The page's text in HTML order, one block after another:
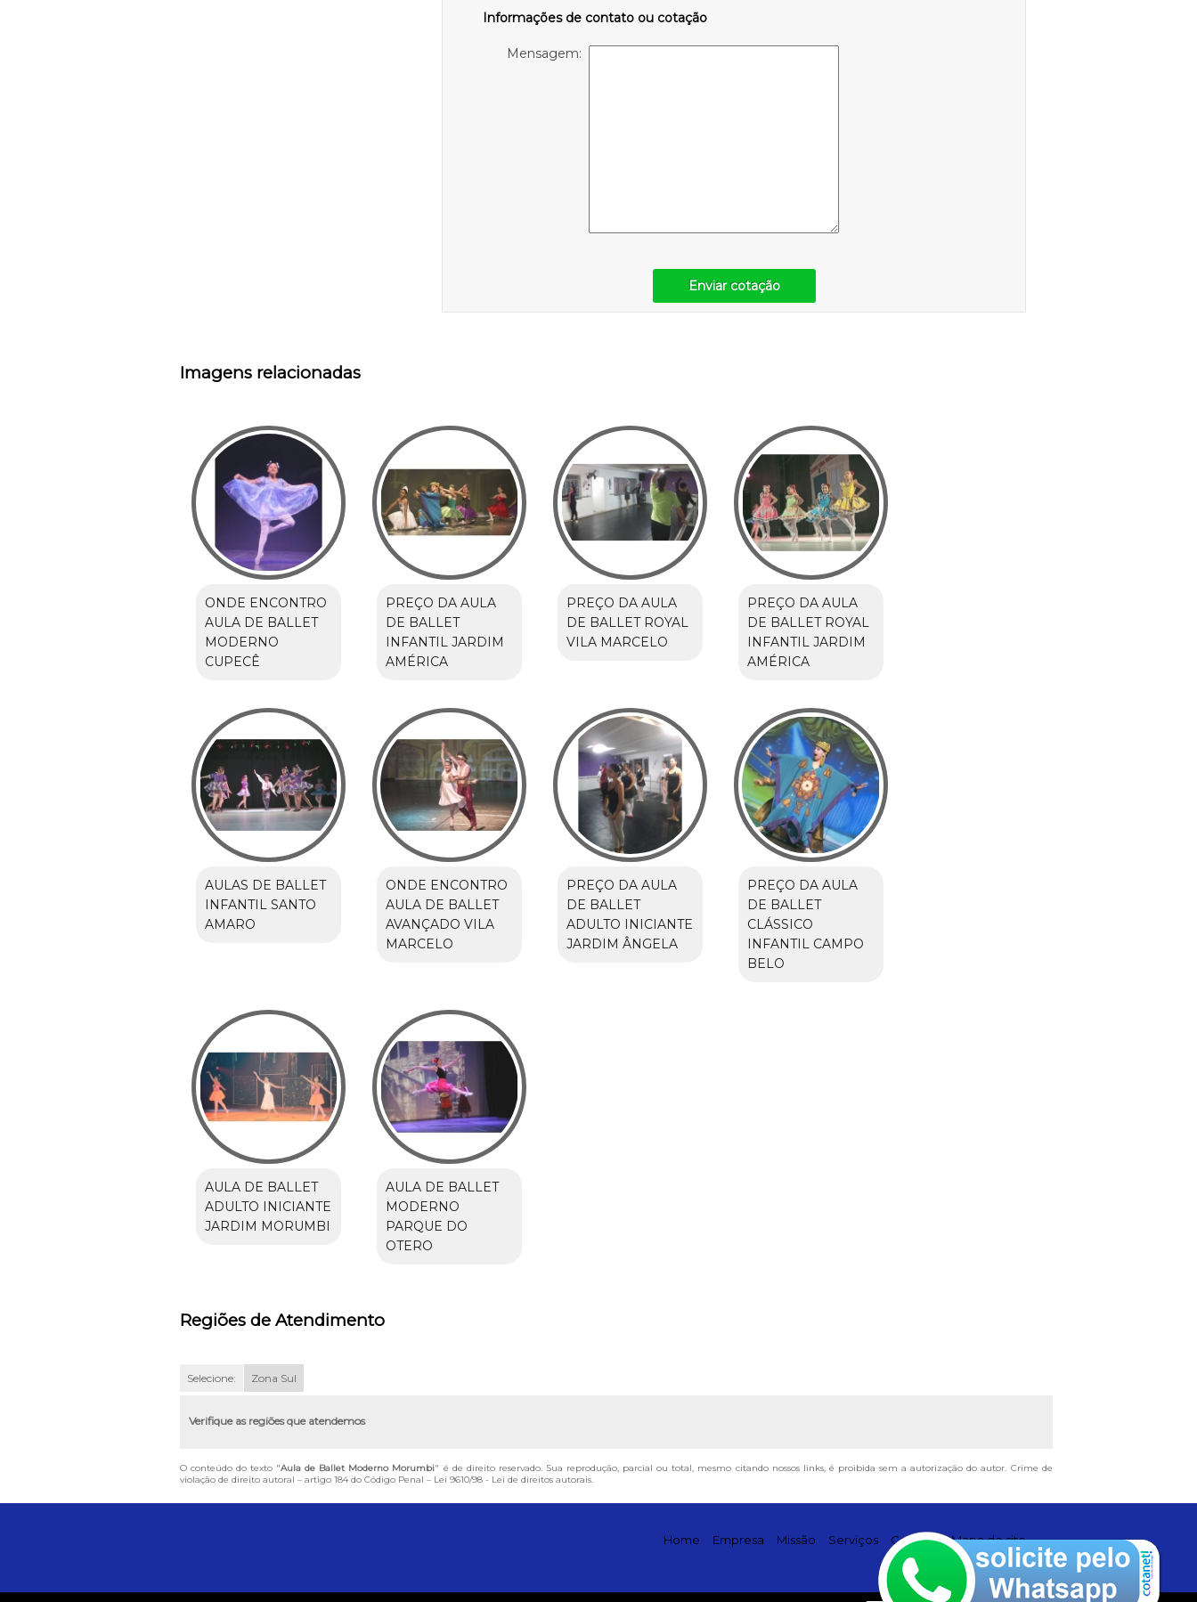
Informações de contato ou cotação
Mensagem:
Enviar cotação
Imagens relacionadas
ONDE ENCONTRO
AULA DE BALLET
MODERNO
CUPECÊ
PREÇO DA AULA
DE BALLET
INFANTIL JARDIM
AMÉRICA
PREÇO DA AULA
DE BALLET ROYAL
VILA MARCELO
PREÇO DA AULA
DE BALLET ROYAL
INFANTIL JARDIM
AMÉRICA
AULAS DE BALLET
INFANTIL SANTO
AMARO
ONDE ENCONTRO
AULA DE BALLET
AVANÇADO VILA
MARCELO
PREÇO DA AULA
DE BALLET
ADULTO INICIANTE
JARDIM ÂNGELA
PREÇO DA AULA
DE BALLET
CLÁSSICO
INFANTIL CAMPO
BELO
AULA DE BALLET
ADULTO INICIANTE
JARDIM MORUMBI
AULA DE BALLET
MODERNO
PARQUE DO
OTERO
Regiões de Atendimento
Selecione: Zona Sul
Verifique as regiões que atendemos
O conteúdo do texto "Aula de Ballet Moderno Morumbi" é de direito reservado. Sua reprodução, parcial ou total, mesmo citando nossos links, é proibida sem a autorização do autor. Crime de
violação de direito autoral – artigo 184 do Código Penal – Lei 9610/98 - Lei de direitos autorais.
Home Empresa Missão Serviços Contato Mapa do site